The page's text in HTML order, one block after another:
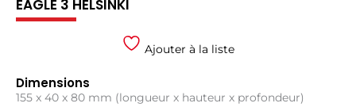
EAGLE 3 HELSINKI
Ajouter à la liste
Dimensions
155 x 40 x 80 mm (longueur x hauteur x profondeur)